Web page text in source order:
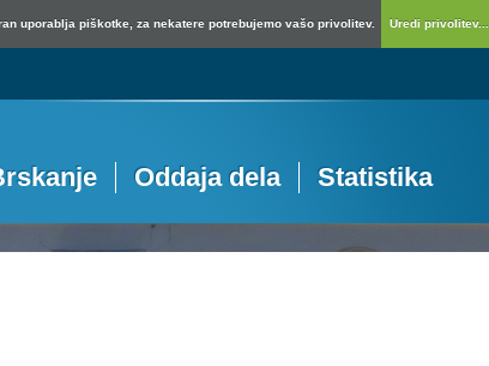
uporablja piškotke, za nekatere potrebujemo vašo privolitev. Uredi privolitev...
Oddaja dela Statistika